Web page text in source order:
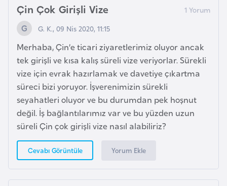
Çin Çok Girişli Vize
G. K., 09 Nis 2020, 11:15
Merhaba, Çin’e ticari ziyaretlerimiz oluyor ancak
tek girişli ve kısa kalış süreli vize veriyorlar. Sürekli
vize için evrak hazırlamak ve davetiye çıkartma
süreci bizi yoruyor. İşverenimizin sürekli
seyahatleri oluyor ve bu durumdan pek hoşnut
değil. İş bağlantılarımız var ve bu yüzden uzun
süreli Çin çok girişli vize nasıl alabiliriz?
Cevabı Görüntüle Yorum Ekle
m
b
u
r
g
M
a
c
i